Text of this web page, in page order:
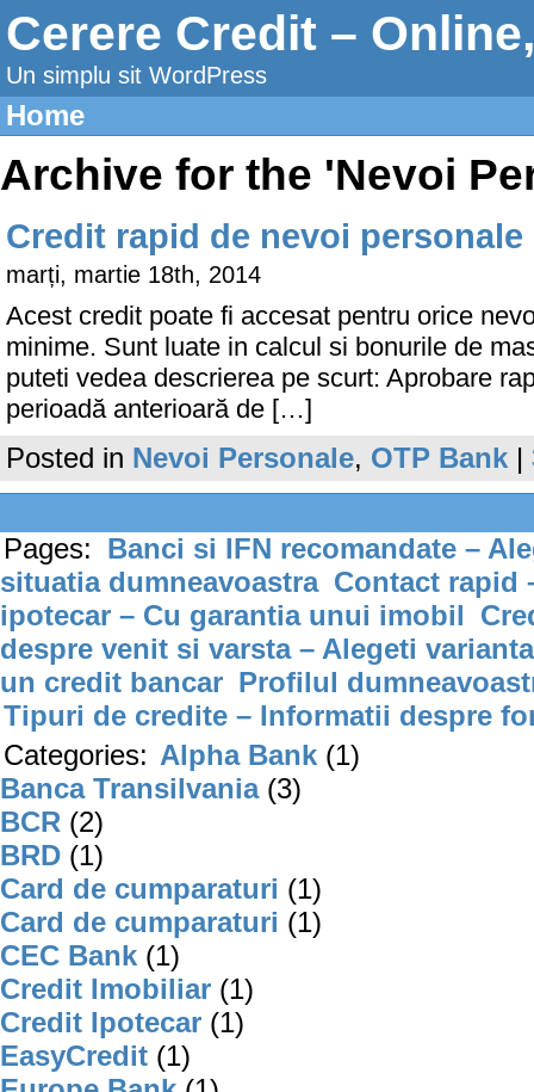
Cerere Credit –
Un simplu sit WordPress
Home
Archive for the 'Nevoi
Credit rapid de nevoi
marți, martie 18th, 2014
Acest credit poate fi accesat pentru orice
minime. Sunt luate in calcul si bonurile de
puteti vedea descrierea pe scurt: Aprobare
perioadă anterioară de […]
Posted in Nevoi Personale, OTP Bank |
Pages: Banci si IFN recomandate –
situatia dumneavoastra Contact rapid
ipotecar – Cu garantia unui imobil
despre venit si varsta – Alegeti varianta
un credit bancar Profilul
Tipuri de credite – Informatii despre
Categories: Alpha Bank (1)
Banca Transilvania(3)
BCR (2)
BRD (1)
Card de cumparaturi (1)
Card de cumparaturi (1)
CEC Bank (1)
Credit Imobiliar (1)
Credit Ipotecar (1)
EasyCredit (1)